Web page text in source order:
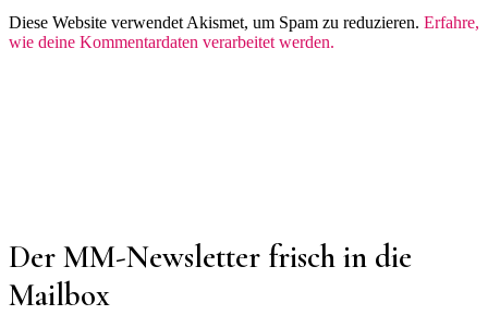
Diese Website verwendet Akismet, um Spam zu reduzieren. Erfahre,
wie deine Kommentardaten verarbeitet werden.
Der MM-Newsletter frisch in die
Mailbox